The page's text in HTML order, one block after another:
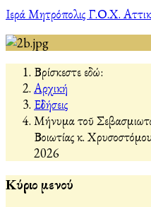
Ιερά Μητρόπολις Γ.Ο.Χ.
Βρίσκεστε εδώ:
Αρχική
Εἰδήσεις
Μήνυμα τοῦ
Βοιωτίας κ.
2026
Κύριο μενού